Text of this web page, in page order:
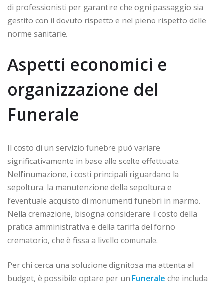
di professionisti per garantire che ogni passaggio sia
gestito con il dovuto rispetto e nel pieno rispetto delle
norme sanitarie.
Aspetti economici e
organizzazione del
Funerale
Il costo di un servizio funebre può variare
significativamente in base alle scelte effettuate.
Nell’inumazione, i costi principali riguardano la
sepoltura, la manutenzione della sepoltura e
l’eventuale acquisto di monumenti funebri in marmo.
Nella cremazione, bisogna considerare il costo della
pratica amministrativa e della tariffa del forno
crematorio, che è fissa a livello comunale.
Per chi cerca una soluzione dignitosa ma attenta al
budget, è possibile optare per un Funerale che includa